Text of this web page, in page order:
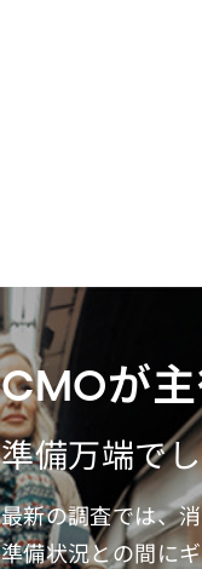
CMOが
準備万端で
最新の調査では、
準備状況との間に